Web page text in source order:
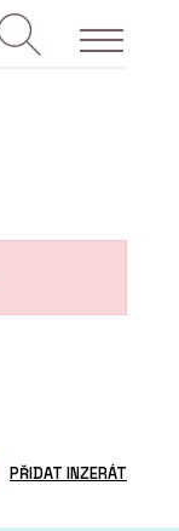
PŘIDAT INZERÁT